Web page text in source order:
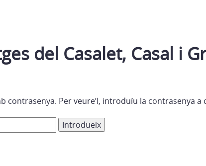
del Casalet, Casal i
contrasenya. Per veure’l, introduïu la contrasenya a